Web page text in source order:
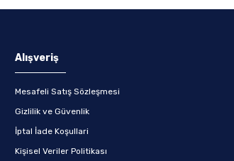
Alışveriş
Mesafeli Satış Sözleşmesi
Gizlilik ve Güvenlik
İptal İade Koşullari
Kişisel Veriler Politikası